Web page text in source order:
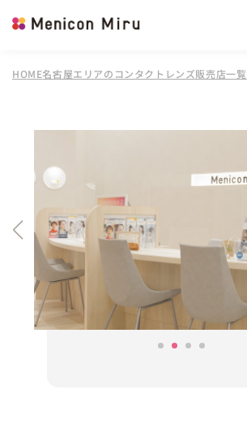
HOME名古屋エリアのコンタクトレンズ販売店一覧